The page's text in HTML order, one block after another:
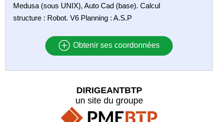
Medusa (sous UNIX), Auto Cad (base). Calcul
structure : Robot. V6 Planning : A.S.P
Obtenir ses coordonnées
DIRIGEANTBTP
un site du groupe